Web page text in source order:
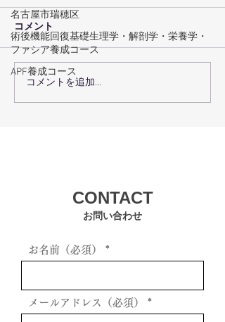
名古屋市瑞穂区
術後機能回復基礎生理学・解剖学・栄養学・
ファシア養成コース
APF養成コース
術後回復プログラムで術
後回復を最大化するコー
コメント
コメントを追加…
お問い合わせ
CONTACT
お名前（必須）
メールアドレス（必須）